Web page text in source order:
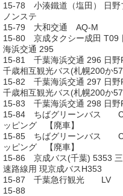
15-78 小湊鐵道（塩田） 日野
ノンステ
15-79 大和交通 AQ-M
15-80 京成タクシー成田 T09
海浜交通 295
15-81 千葉海浜交通 296 日野
千歳相互観光バス(札幌200か
15-82 千葉海浜交通 297 日野
千歳相互観光バス(札幌200か
15-83 千葉海浜交通 298 日野
15-84 ちばグリーンバス
ッピング 【廃車】
15-85 ちばグリーンバス
ッピング 【廃車】
15-86 京成バス(千葉) 5353
速路線用 現京成バスH353
15-87 千葉急行観光 LV
15-88